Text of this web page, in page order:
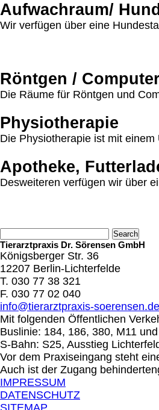
Aufwachraum/
Wir verfügen über eine
Röntgen /
Die Räume für Röntgen und
Physiotherapie
Die Physiotherapie ist mit
Apotheke,
Desweiteren verfügen wir über
Tierarztpraxis Dr. Sörensen GmbH
Königsberger Str. 36
12207 Berlin-Lichterfelde
T. 030 77 38 321
F. 030 77 02 040
info@tierarztpraxis-soerensen.de
Mit folgenden Öffentlichen
Buslinie: 184, 186, 380, M11
S-Bahn: S25, Ausstieg
Vor dem Praxiseingang steht
Auch ist der Zugang
IMPRESSUM
DATENSCHUTZ
SITEMAP